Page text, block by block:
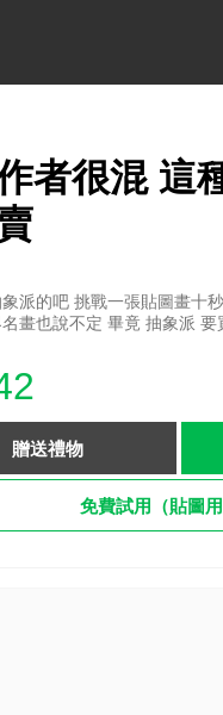
者很混 這
派的吧 挑戰一張貼圖畫十
畫也說不定 畢竟 抽象派
贈送禮物
免費試用（貼圖用